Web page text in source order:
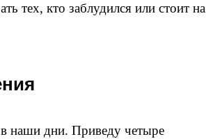
тех, кто заблудился или стоит на
в наши дни. Приведу четыре